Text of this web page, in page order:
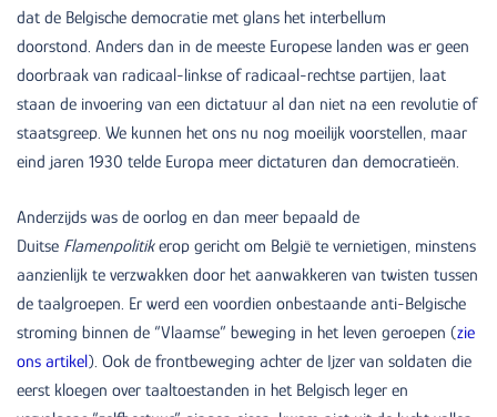
dat de Belgische democratie met glans het interbellum
doorstond. Anders dan in de meeste Europese landen was er geen
doorbraak van radicaal-linkse of radicaal-rechtse partijen, laat
staan de invoering van een dictatuur al dan niet na een revolutie of
staatsgreep. We kunnen het ons nu nog moeilijk voorstellen, maar
eind jaren 1930 telde Europa meer dictaturen dan democratieën.
Anderzijds was de oorlog en dan meer bepaald de
Duitse Flamenpolitikerop gericht om België te vernietigen, minstens
aanzienlijk te verzwakken door het aanwakkeren van twisten tussen
de taalgroepen. Er werd een voordien onbestaande anti-Belgische
stroming binnen de “Vlaamse” beweging in het leven geroepen (zie
ons artikel). Ook de frontbeweging achter de Ijzer van soldaten die
eerst kloegen over taaltoestanden in het Belgisch leger en